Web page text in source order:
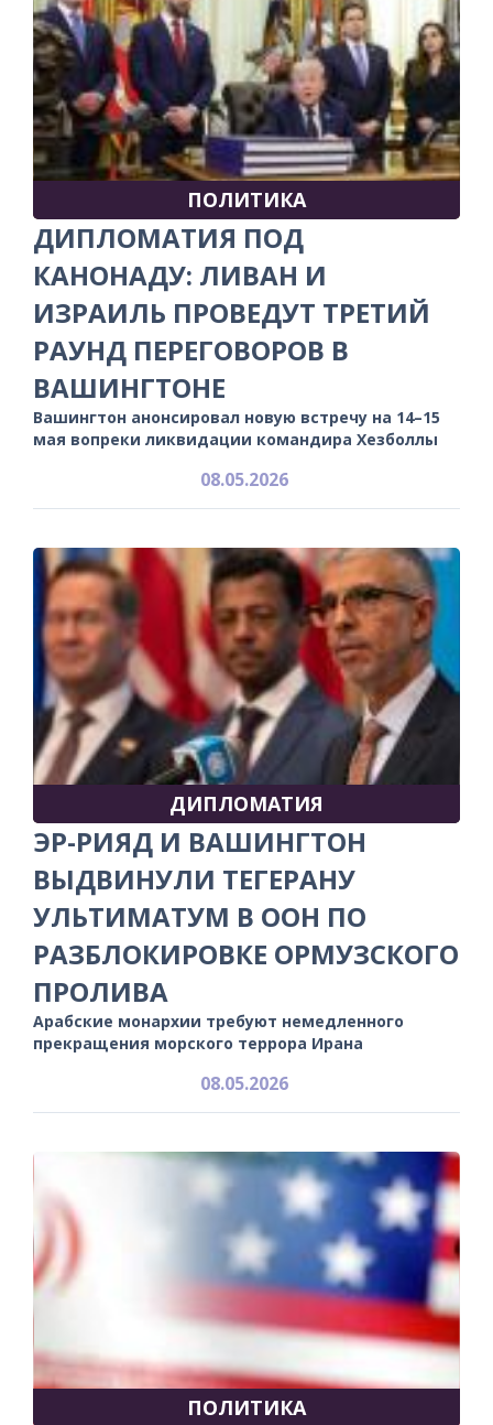
ПОЛИТИКА
ДИПЛОМАТИЯ ПОД
КАНОНАДУ: ЛИВАН И
ИЗРАИЛЬ ПРОВЕДУТ ТРЕТИЙ
РАУНД ПЕРЕГОВОРОВ В
ВАШИНГТОНЕ
Вашингтон анонсировал новую встречу на 14–15
мая вопреки ликвидации командира Хезболлы
08.05.2026
ДИПЛОМАТИЯ
ЭР-РИЯД И ВАШИНГТОН
ВЫДВИНУЛИ ТЕГЕРАНУ
УЛЬТИМАТУМ В ООН ПО
РАЗБЛОКИРОВКЕ ОРМУЗСКОГО
ПРОЛИВА
Арабские монархии требуют немедленного
прекращения морского террора Ирана
08.05.2026
ПОЛИТИКА